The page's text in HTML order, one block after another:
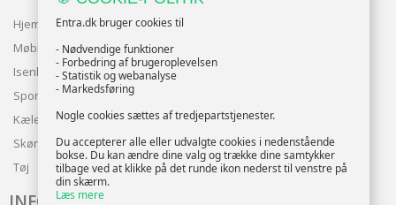
Hjem & Have
Møbler
Isenkram
Sport
Kæledyr
Skønhed
Tøj
Entra.dk bruger cookies til
- Nødvendige funktioner
- Forbedring af brugeroplevelsen
- Statistik og webanalyse
- Markedsføring
Nogle cookies sættes af tredjepartstjenester.
Du accepterer alle eller udvalgte cookies i nedenstående
bokse. Du kan ændre dine valg og trække dine samtykker
tilbage ved at klikke på det runde ikon nederst til venstre på
din skærm.
Læs mere